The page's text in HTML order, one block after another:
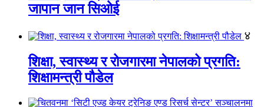
जापान जान सिओई
४
शिक्षा, स्वास्थ्य र रोजगारमा नेपालको प्रगति:
शिक्षामन्त्री पौडेल